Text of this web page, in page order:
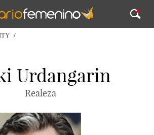
Urdangarin
Realeza